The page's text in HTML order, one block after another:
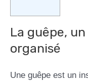
La guêpe,
organisé
Une guêpe est un